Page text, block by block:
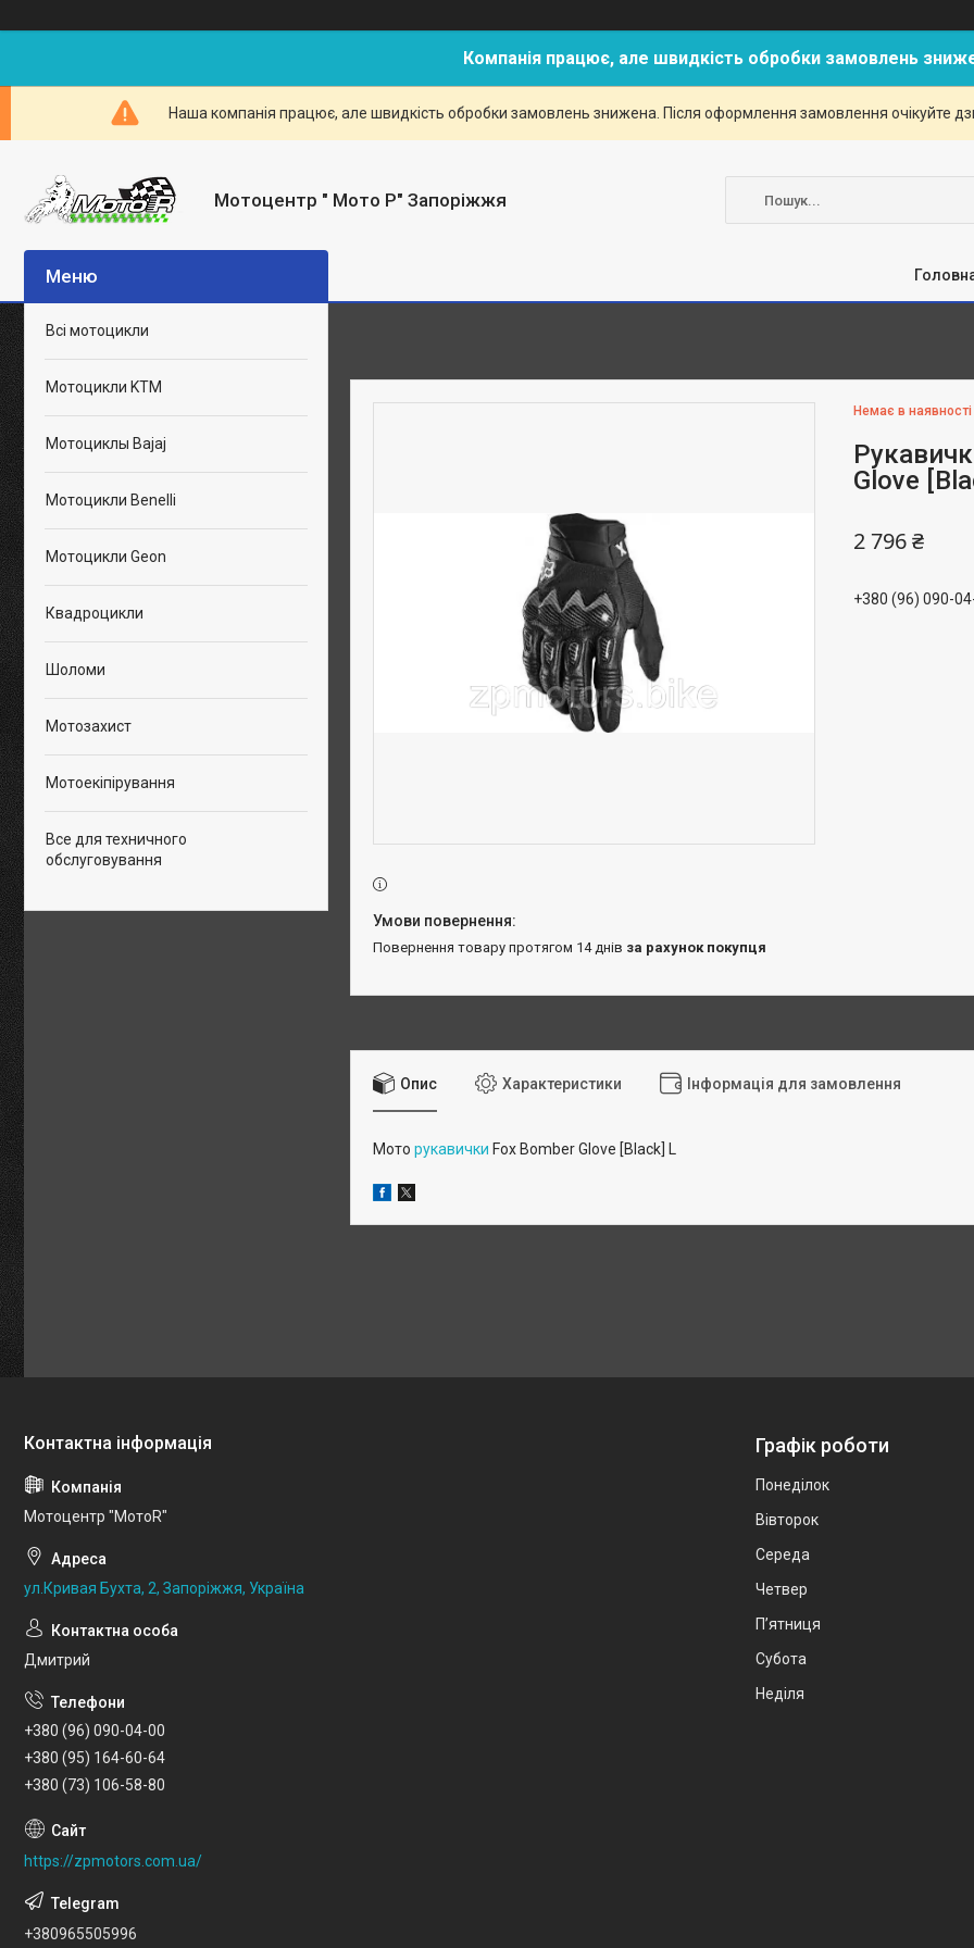
Компанія працює, але швидкість обробки замовлень
Наша компанія працює, але швидкість обробки замовлень знижена. Після оформлення замовлення очікуйте
Мотоцентр " Мото Р" Запоріжжя
Немає в наявності
Glove
2 796 ₴
+380 (96) 090-
повернення товару протягом 14 днів за рахунок покупця
Опис Характеристики Інформація для замовлення
Мото рукавички Fox Bomber Glove [Black] L
Всі мотоцикли
Мотоцикли KTM
Мотоциклы Bajaj
Мотоцикли Benelli
Мотоцикли Geon
Квадроцикли
Шоломи
Мотозахист
Мотоекіпірування
Все для техничного
обслуговування
Мотоцентр "МотоR"
ул.Кривая Бухта, 2, Запоріжжя, Україна
Дмитрий
+380 (96) 090-04-00
+380 (95) 164-60-64
+380 (73) 106-58-80
https://zpmotors.com.ua/
+380965505996
Графік роботи
Понеділок
Вівторок
Середа
Четвер
Пʼятниця
Субота
Неділя